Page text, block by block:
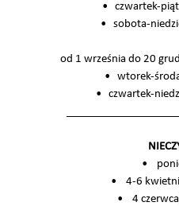
• czwartek-
• sobota-
od 1 września do 20
• wtorek-
• czwartek-
•
• 4-6
• 4 czerwca